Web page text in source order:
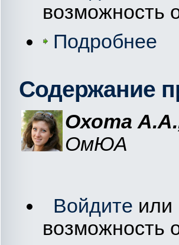
возможность
Подробнее
Содержание
Охота
ОмЮА
Войдите или
возможность